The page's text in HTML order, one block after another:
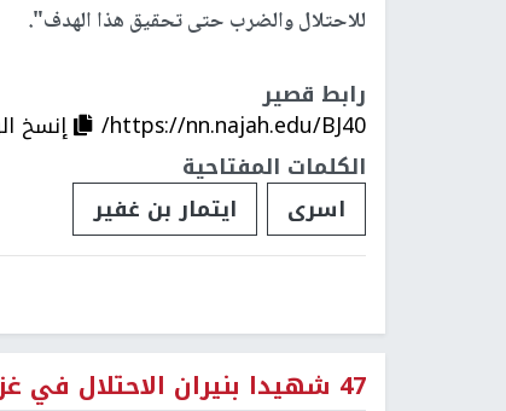
للاحتلال والضرب حتى تحقيق هذا الهدف".
رابط قصير
https://nn.najah.edu/BJ40/
إنسخ
الكلمات المفتاحية
اسرى
ايتمار بن غفير
47 شهيدا بنيران الاحتلال في غزة خلال ٤٨ ساعة